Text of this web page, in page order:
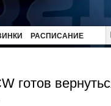
РАСПИСАНИЕ
готов